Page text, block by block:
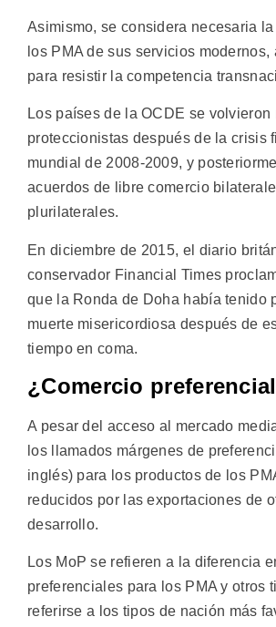
Asimismo, se considera necesaria
los PMA de sus servicios
para resistir la competencia
Los países de la OCDE se volvieron
proteccionistas después de la crisis
mundial de 2008-2009, y
acuerdos de libre comercio
plurilaterales.
En diciembre de 2015, el diario
conservador Financial Times
que la Ronda de Doha había tenido
muerte misericordiosa después de
tiempo en coma.
¿Comercio
A pesar del acceso al mercado
los llamados márgenes de
inglés) para los productos de los
reducidos por las exportaciones de
desarrollo.
Los MoP se refieren a la diferencia
preferenciales para los PMA y otros
referirse a los tipos de nación más